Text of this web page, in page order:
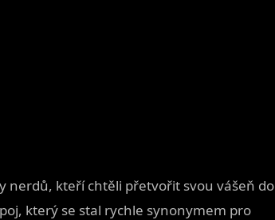
nerdů, kteří chtěli přetvořit svou vášeň do
který se stal rychle synonymem pro